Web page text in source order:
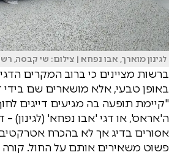
לגינון מוארך, אבו נפחא | צילום: שי קבסה,
ברשות מציינים כי ברוב המקרים
באופן טבעי, אלא מושארים שם בידי
"קיימת תופעה בה מגיעים דייגים
ה'אראס', או דגי 'אבו נפחא' (לגינון)
אסורים בדיג אך לא בהכרח
פשוט משאירים אותם על החול.